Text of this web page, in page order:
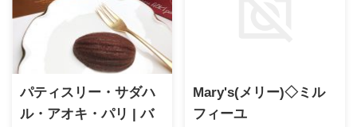
パティスリー・サダハ
ル・アオキ・パリ | バ
Mary's(メリー)◇ミル
フィーユ